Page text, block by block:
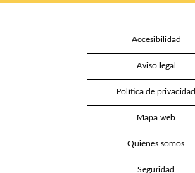
Accesibilidad
Aviso legal
Política de privacidad
Mapa web
Quiénes somos
Seguridad